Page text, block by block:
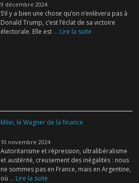
9 décembre 2024
S’il y a bien une chose qu’on n’enlèvera pas à
Donald Trump, c’est l’éclat de sa victoire
électorale. Elle est ... Lire la suite
Milei, le Wagner de la finance
10 novembre 2024
Autoritarisme et répression, ultralibéralisme
et austérité, creusement des inégalités : nous
ne sommes pas en France, mais en Argentine,
où ... Lire la suite